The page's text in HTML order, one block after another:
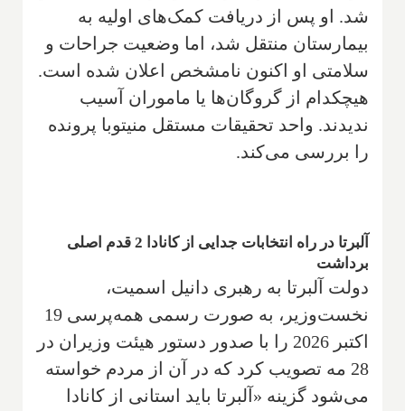
شد. او پس از دریافت کمک‌های اولیه به
بیمارستان منتقل شد، اما وضعیت جراحات و
سلامتی او اکنون نامشخص اعلان شده است.
هیچکدام از گروگان‌ها یا ماموران آسیب
ندیدند. واحد تحقیقات مستقل منیتوبا پرونده
را بررسی می‌کند.
آلبرتا در راه انتخابات جدایی از کانادا 2 قدم اصلی
برداشت
دولت آلبرتا به رهبری دانیل اسمیت،
نخست‌وزیر، به صورت رسمی همه‌پرسی 19
اکتبر 2026 را با صدور دستور هیئت وزیران در
28 مه تصویب کرد که در آن از مردم خواسته
می‌شود گزینه «آلبرتا باید استانی از کانادا